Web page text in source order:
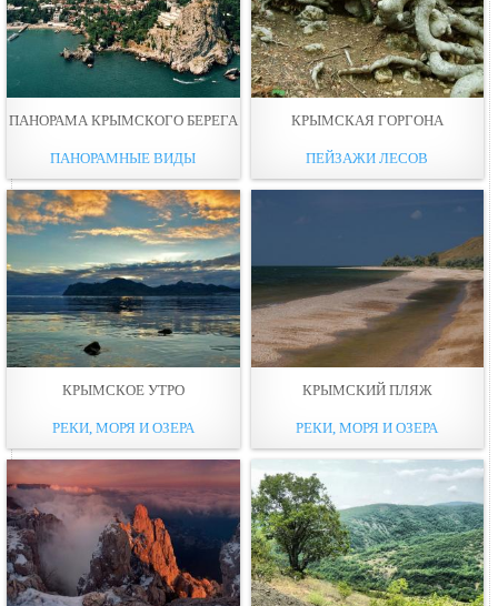
ПАНОРАМА КРЫМСКОГО БЕРЕГА
ПАНОРАМНЫЕ ВИДЫ
КРЫМСКАЯ ГОРГОНА
ПЕЙЗАЖИ ЛЕСОВ
КРЫМСКОЕ УТРО
РЕКИ, МОРЯ И ОЗЕРА
КРЫМСКИЙ ПЛЯЖ
РЕКИ, МОРЯ И ОЗЕРА